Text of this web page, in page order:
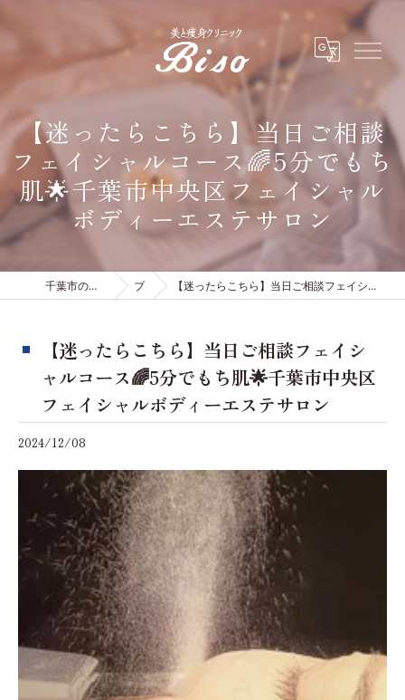
【迷ったらこちら】当日ご相談
フェイシャルコース🌈5分でもち
肌🌟千葉市中央区フェイシャル
ボディーエステサロン
千葉市のエステは有限会社ビソウ ブログ 【迷ったらこちら】当日ご相談フェイシャルコース🌈5分でもち肌🌟千葉市中央区フェイシャルボディーエステサロン
【迷ったらこちら】当日ご相談フェイシ
ャルコース🌈5分でもち肌🌟千葉市中央区
フェイシャルボディーエステサロン
2024/12/08